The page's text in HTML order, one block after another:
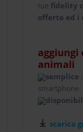
tue fidelity
offerte ed i
aggiungi
animali
semplice
smartphone
scarica